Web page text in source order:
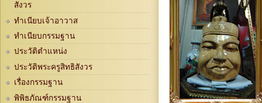
สังวร
ทำเนียบเจ้าอาวาส
ทำเนียบกรรมฐาน
ประวัติตำแหน่ง
ประวัติพระครูสิทธิสังวร
เรื่องกรรมฐาน
พิพิธภัณฑ์กรรมฐาน